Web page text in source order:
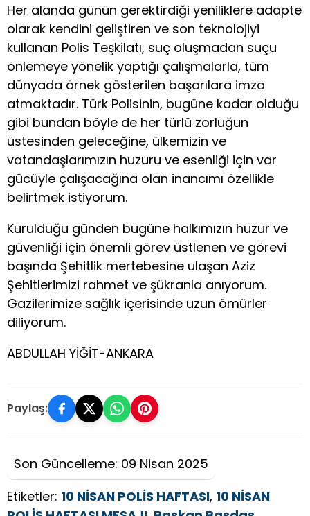
Her alanda günün gerektirdiği yeniliklere adapte
olarak kendini geliştiren ve son teknolojiyi
kullanan Polis Teşkilatı, suç oluşmadan suçu
önlemeye yönelik yaptığı çalışmalarla, tüm
dünyada örnek gösterilen başarılara imza
atmaktadır. Türk Polisinin, bugüne kadar olduğu
gibi bundan böyle de her türlü zorluğun
üstesinden geleceğine, ülkemizin ve
vatandaşlarımızın huzuru ve esenliği için var
gücüyle çalışacağına olan inancımı özellikle
belirtmek istiyorum.
Kurulduğu günden bugüne halkımızın huzur ve
güvenliği için önemli görev üstlenen ve görevi
başında Şehitlik mertebesine ulaşan Aziz
Şehitlerimizi rahmet ve şükranla anıyorum.
Gazilerimize sağlık içerisinde uzun ömürler
diliyorum.
ABDULLAH YİĞİT-ANKARA
Paylaş:
Son Güncelleme: 09 Nisan 2025
Etiketler: 10 NİSAN POLİS HAFTASI, 10 NİSAN